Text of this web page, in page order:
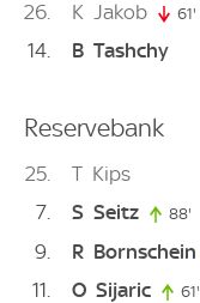
26 K Jakob 61'
14 B Tashchy
Reservebank
25 T Kips
7
S Seitz 88'
9 R Bornschein
11 O Sijaric 61'